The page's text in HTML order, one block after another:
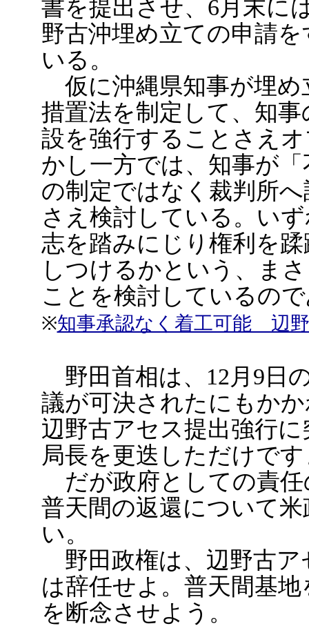
書を提出させ、6月末に
野古沖埋め立ての申請
いる。
仮に沖縄県知事が埋め
措置法を制定して、知
設を強行することさえ
かし一方では、知事が
の制定ではなく裁判所
さえ検討している。い
志を踏みにじり権利を
しつけるかという、ま
ことを検討しているの
※知事承認なく着工可能 辺
野田首相は、12月9日
議が可決されたにもか
辺野古アセス提出強行
局長を更迭しただけで
だが政府としての責任
普天間の返還について
い。
野田政権は、辺野古ア
は辞任せよ。普天間基
を断念させよう。